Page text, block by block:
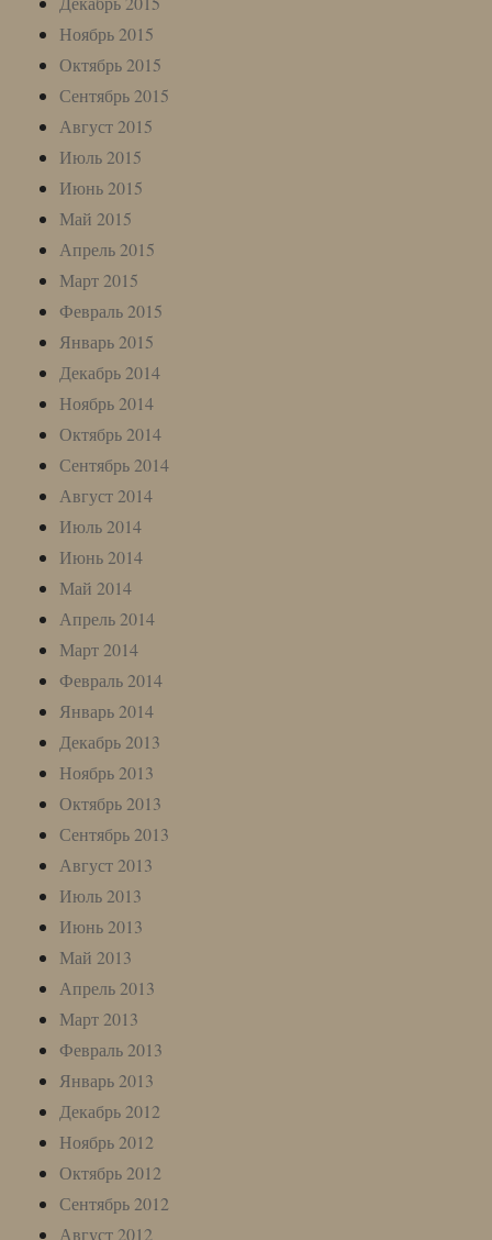
Ноябрь 2015
Октябрь 2015
Сентябрь 2015
Август 2015
Июль 2015
Июнь 2015
Май 2015
Апрель 2015
Март 2015
Февраль 2015
Январь 2015
Декабрь 2014
Ноябрь 2014
Октябрь 2014
Сентябрь 2014
Август 2014
Июль 2014
Июнь 2014
Май 2014
Апрель 2014
Март 2014
Февраль 2014
Январь 2014
Декабрь 2013
Ноябрь 2013
Октябрь 2013
Сентябрь 2013
Август 2013
Июль 2013
Июнь 2013
Май 2013
Апрель 2013
Март 2013
Февраль 2013
Январь 2013
Декабрь 2012
Ноябрь 2012
Октябрь 2012
Сентябрь 2012
Август 2012